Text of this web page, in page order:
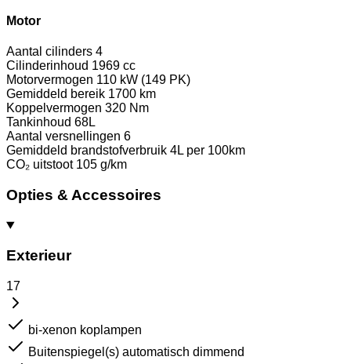
Motor
Aantal cilinders 4
Cilinderinhoud 1969 cc
Motorvermogen 110 kW (149 PK)
Gemiddeld bereik 1700 km
Koppelvermogen 320 Nm
Tankinhoud 68L
Aantal versnellingen 6
Gemiddeld brandstofverbruik 4L per 100km
CO₂ uitstoot 105 g/km
Opties & Accessoires
Exterieur
17
bi-xenon koplampen
Buitenspiegel(s) automatisch dimmend